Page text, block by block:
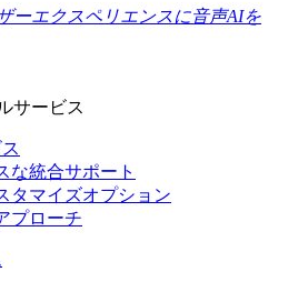
ーエクスペリエンスに音声AIを
サービス
な統合サポート
タマイズオプション
プローチ